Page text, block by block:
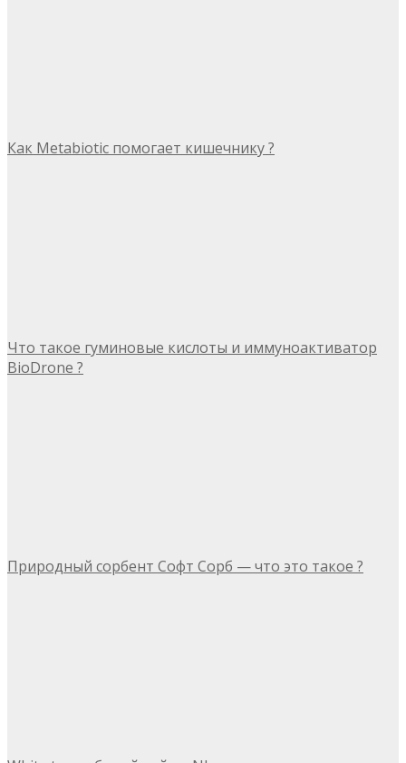
Как Metabiotic помогает кишечнику ?
Что такое гуминовые кислоты и иммуноактиватор
BioDrone ?
Природный сорбент Софт Сорб — что это такое ?